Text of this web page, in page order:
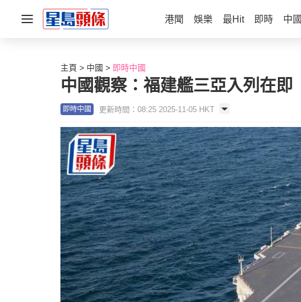
港聞 娛樂 最Hit 即時 中國
主頁 中國 即時中國
中國觀察：福建艦三亞入列在即
即時中國 更新時間：08:25 2025-11-05 HKT